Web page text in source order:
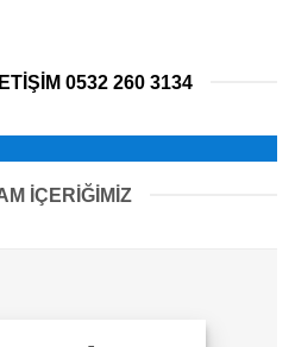
0532 260 3134
İÇERİĞİMİZ